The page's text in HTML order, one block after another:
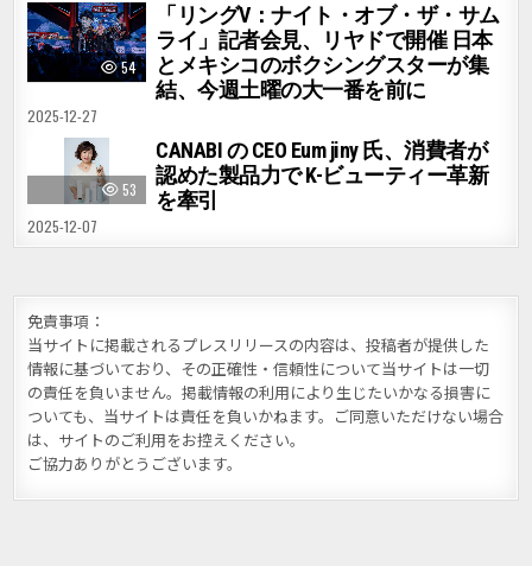
54
「リングV：ナイト・オブ・ザ・サム
ライ」記者会見、リヤドで開催 日本
とメキシコのボクシングスターが集
結、今週土曜の大一番を前に
2025-12-27
53
CANABI の CEO Eum jiny 氏、消費者が
認めた製品力で K-ビューティー革新
を牽引
2025-12-07
免責事項：
当サイトに掲載されるプレスリリースの内容は、投稿者が提供した
情報に基づいており、その正確性・信頼性について当サイトは一切
の責任を負いません。掲載情報の利用により生じたいかなる損害に
ついても、当サイトは責任を負いかねます。ご同意いただけない場合
は、サイトのご利用をお控えください。
ご協力ありがとうございます。